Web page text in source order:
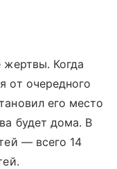
жертвы. Когда
от очередного
его место
будет дома. В
— всего 14